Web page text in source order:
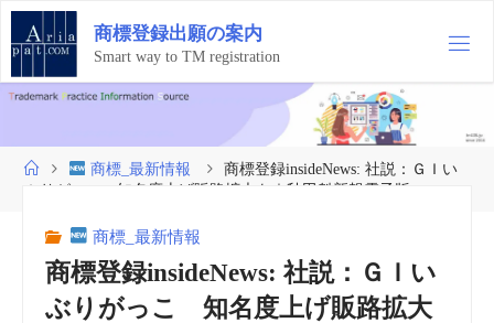
コ
テ
ン
ツ
ス
商標登録出願の案内
Smart way to TM registration
ホ
ー
商標_最新情報
商標登録insideNews: 社説：ＧＩい
ぶりがっこ 知名度上げ販路拡大を｜秋田魁新報電子版
商標_最新情報
商標登録insideNews: 社説：ＧＩい
ぶりがっこ 知名度上げ販路拡大